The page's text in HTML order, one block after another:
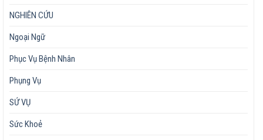
NGHIÊN CỨU
Ngoại Ngữ
Phục Vụ Bệnh Nhân
Phụng Vụ
SỨ VỤ
Sức Khoẻ